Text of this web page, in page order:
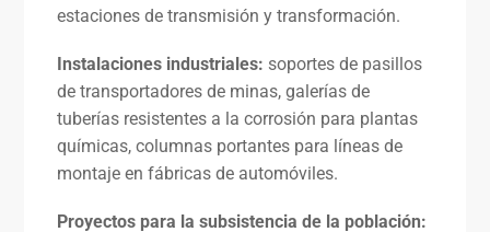
estaciones de transmisión y transformación.
Instalaciones industriales: soportes de pasillos
de transportadores de minas, galerías de
tuberías resistentes a la corrosión para plantas
químicas, columnas portantes para líneas de
montaje en fábricas de automóviles.
Proyectos para la subsistencia de la población: